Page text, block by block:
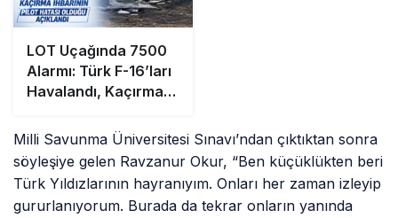
LOT Uçağında 7500
Alarmı: Türk F-16’ları
Havalandı, Kaçırma
Olduğu Açıklandı
Milli Savunma Üniversitesi Sınavı’ndan çıktıktan sonra
söyleşiye gelen Ravzanur Okur, “Ben küçüklükten beri
Türk Yıldızlarının hayranıyım. Onları her zaman izleyip
gururlanıyorum. Burada da tekrar onların yanında